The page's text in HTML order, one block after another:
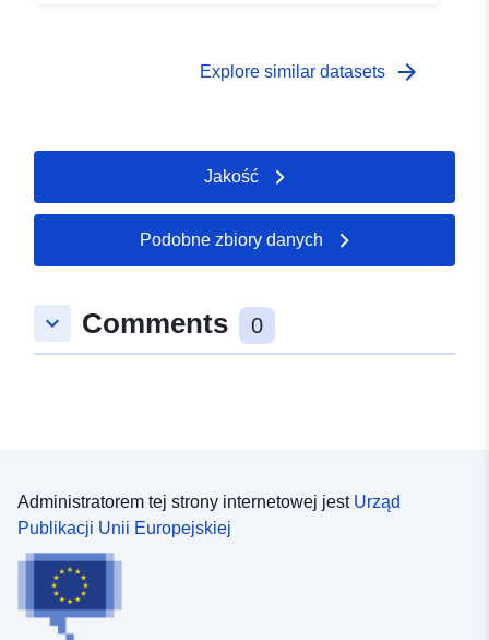
Explore similar datasets arrow_forward
Jakość
Podobne zbiory danych
keyboard_arrow_down Comments 0
Administratorem tej strony internetowej jest Urząd
Publikacji Unii Europejskiej